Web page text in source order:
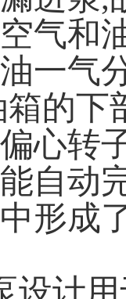
气和
一气
的下
心转
自动
形成
设计